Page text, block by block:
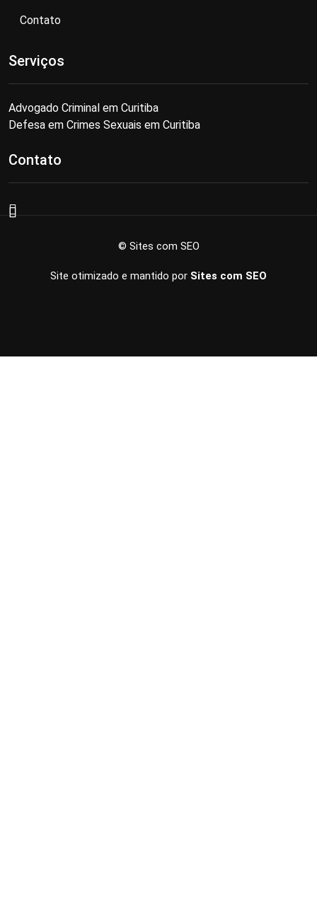
Contato
Serviços
Advogado Criminal em Curitiba
Defesa em Crimes Sexuais em Curitiba
Contato
© Sites com SEO
Site otimizado e mantido por Sites com SEO